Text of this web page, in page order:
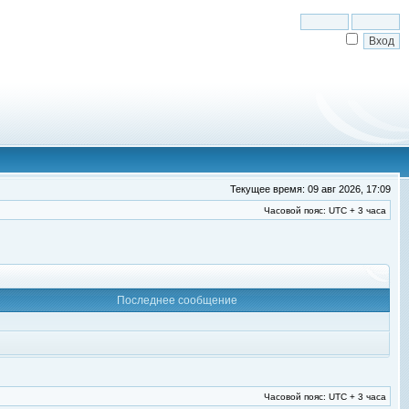
Текущее время: 09 авг 2026, 17:09
Часовой пояс: UTC + 3 часа
Последнее сообщение
Часовой пояс: UTC + 3 часа